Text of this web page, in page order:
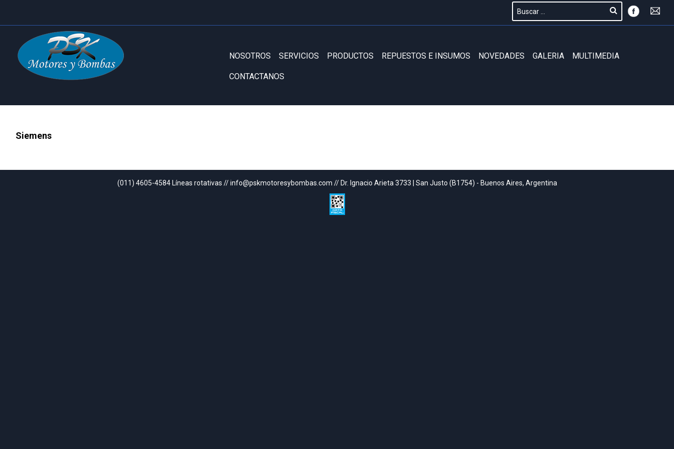
NOSOTROS SERVICIOS PRODUCTOS REPUESTOS E INSUMOS NOVEDADES GALERIA MULTIMEDIA
CONTACTANOS
Siemens
(011) 4605-4584 Líneas rotativas // info@pskmotoresybombas.com // Dr. Ignacio Arieta 3733 | San Justo (B1754) - Buenos Aires, Argentina